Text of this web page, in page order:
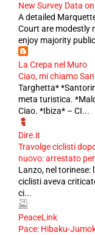
New Survey Data
A detailed
Court are modestly
enjoy majority
La Crepa nel Muro
Ciao, mi chiamo
Targhetta*
meta turistica.
Ciao. *Ibiza* – CI...
Dire.it
Travolge ciclisti
nuovo: arrestato
Lanzo, nel torinese:
ciclisti aveva
ci...
PeaceLink
Pace: Hibaku-